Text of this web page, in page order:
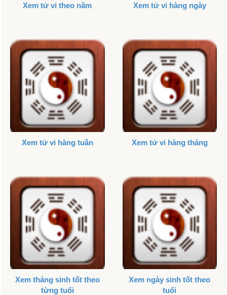
Xem tử vi theo năm Xem tử vi hàng ngày
Xem tử vi hàng tuần Xem tử vi hàng tháng
Xem tháng sinh tốt theo
từng tuổi
Xem ngày sinh tốt theo
tuổi